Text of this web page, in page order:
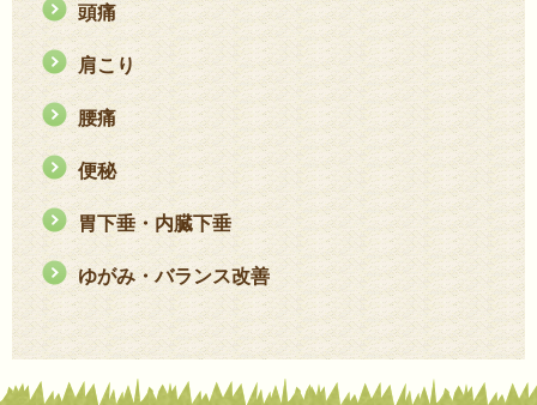
頭痛
肩こり
腰痛
便秘
胃下垂・内臓下垂
ゆがみ・バランス改善